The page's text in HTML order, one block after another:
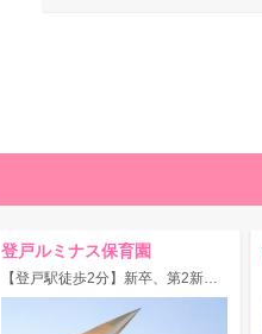
登戸ルミナス保育園
【登戸駅徒歩2分】新卒、第2新卒、未経験、経験が浅い方大歓迎！休暇制度充実♪アイデアを実践できる保育園！